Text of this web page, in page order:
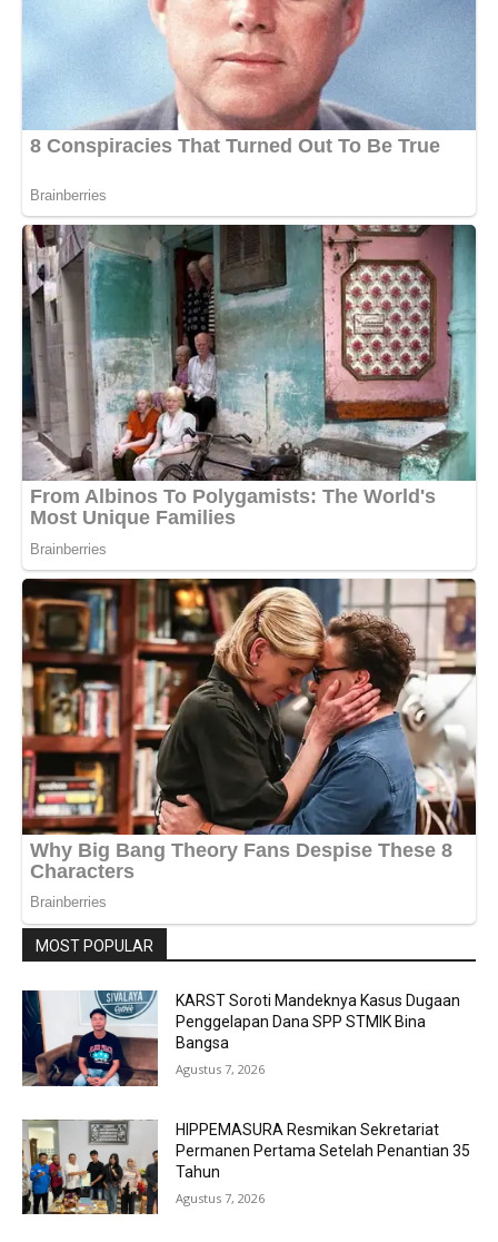
MOST POPULAR
KARST Soroti Mandeknya Kasus Dugaan
Penggelapan Dana SPP STMIK Bina
Bangsa
Agustus 7, 2026
HIPPEMASURA Resmikan Sekretariat
Permanen Pertama Setelah Penantian 35
Tahun
Agustus 7, 2026